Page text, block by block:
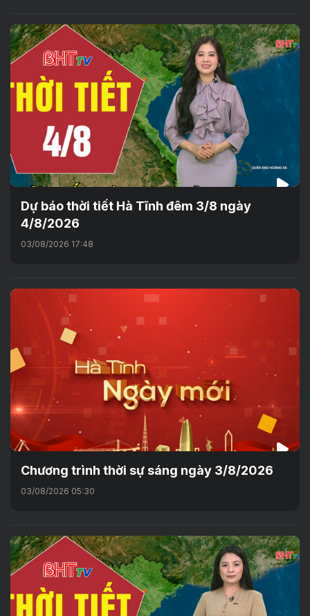
Dự báo thời tiết Hà Tĩnh đêm 3/8 ngày
4/8/2026
03/08/2026 17:48
Chương trình thời sự sáng ngày 3/8/2026
03/08/2026 05:30